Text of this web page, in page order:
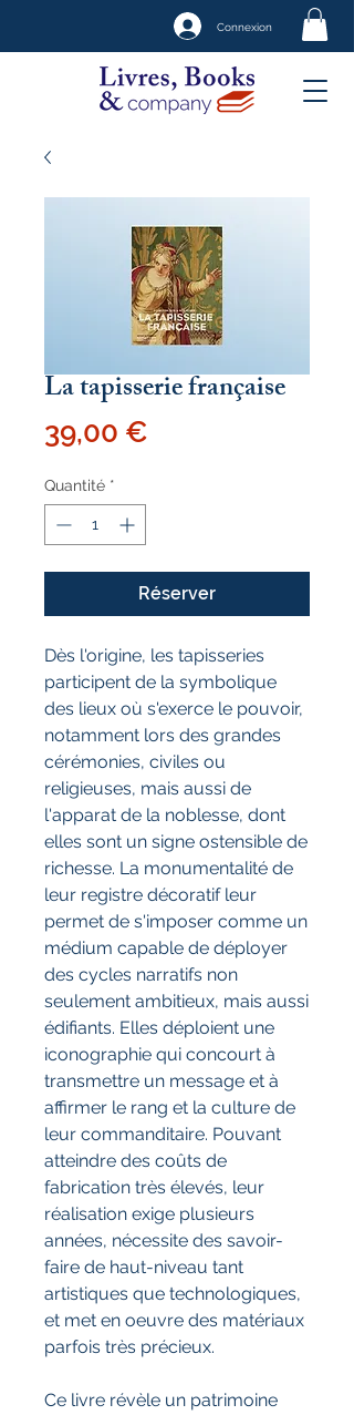
Connexion
La tapisserie française
39,00 €
Quantité *
Réserver
Dès l'origine, les tapisseries
participent de la symbolique
des lieux où s'exerce le pouvoir,
notamment lors des grandes
cérémonies, civiles ou
religieuses, mais aussi de
l'apparat de la noblesse, dont
elles sont un signe ostensible de
richesse. La monumentalité de
leur registre décoratif leur
permet de s'imposer comme un
médium capable de déployer
des cycles narratifs non
seulement ambitieux, mais aussi
édifiants. Elles déploient une
iconographie qui concourt à
transmettre un message et à
affirmer le rang et la culture de
leur commanditaire. Pouvant
atteindre des coûts de
fabrication très élevés, leur
réalisation exige plusieurs
années, nécessite des savoir-
faire de haut-niveau tant
artistiques que technologiques,
et met en oeuvre des matériaux
parfois très précieux.
Ce livre révèle un patrimoine